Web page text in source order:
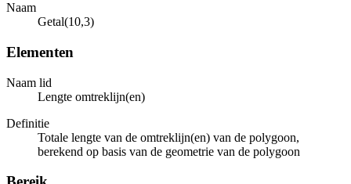
Naam
Getal(10,3)
Elementen
Naam lid
Lengte omtreklijn(en)
Definitie
Totale lengte van de omtreklijn(en) van de polygoon,
berekend op basis van de geometrie van de polygoon